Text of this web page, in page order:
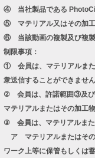
④ 当社製品である
⑤ マテリアル又はその加工
⑥ 当該動画の複製及び複
制限事項：
① 会員は、マテリアルまた
衆送信することができません
② 会員は、許諾範囲③及び⑥
マテリアルまたはその加工
③ 会員は、マテリアルまた
ア マテリアルまたはその
ワーク上等に保管もしくは